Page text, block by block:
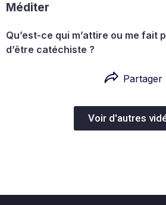
Méditer
Qu’est-ce qui m’attire ou me fait
d’être catéchiste ?
Partager
Voir d'autres